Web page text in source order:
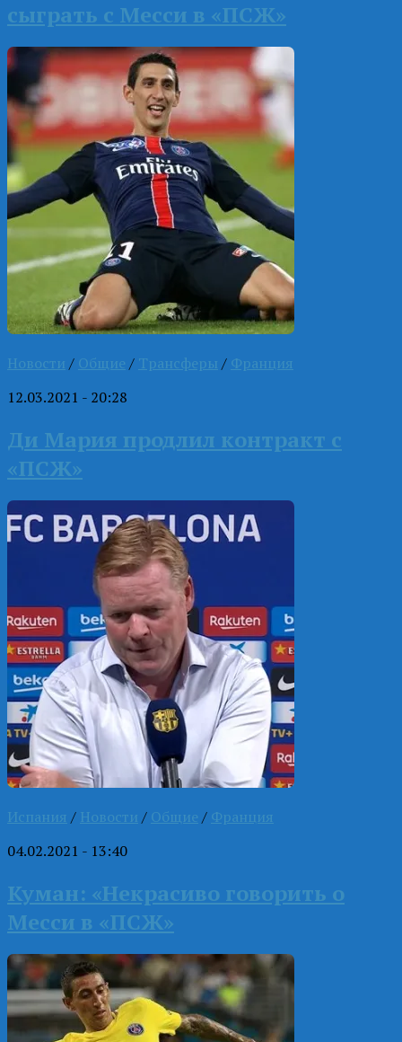
сыграть с Месси в «ПСЖ»
Новости / Общие / Трансферы / Франция
12.03.2021 - 20:28
Ди Мария продлил контракт с
«ПСЖ»
Испания / Новости / Общие / Франция
04.02.2021 - 13:40
Куман: «Некрасиво говорить о
Месси в «ПСЖ»